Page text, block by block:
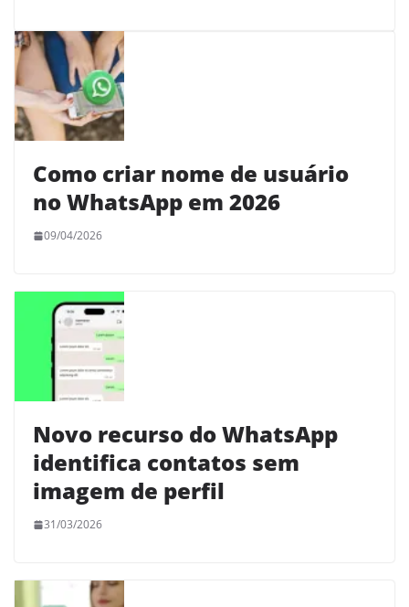
Como criar nome de usuário
no WhatsApp em 2026
09/04/2026
Novo recurso do WhatsApp
identifica contatos sem
imagem de perfil
31/03/2026